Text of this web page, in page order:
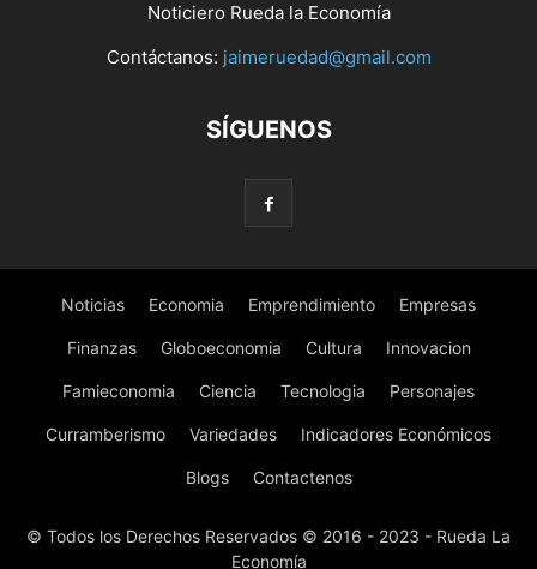
Noticiero Rueda la Economía
Contáctanos: jaimeruedad@gmail.com
SÍGUENOS
Noticias Economia Emprendimiento Empresas
Finanzas Globoeconomia Cultura Innovacion
Famieconomia Ciencia Tecnologia Personajes
Curramberismo Variedades Indicadores Económicos
Blogs Contactenos
© Todos los Derechos Reservados © 2016 - 2023 - Rueda La
Economía